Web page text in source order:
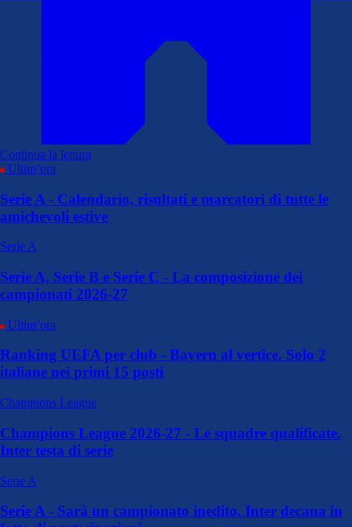
Continua la lettura
Ultim’ora
Serie A - Calendario, risultati e marcatori di tutte le
amichevoli estive
Serie A
Serie A, Serie B e Serie C - La composizione dei
campionati 2026-27
Ultim’ora
Ranking UEFA per club - Bayern al vertice. Solo 2
italiane nei primi 15 posti
Champions League
Champions League 2026-27 - Le squadre qualificate.
Inter testa di serie
Serie A
Serie A - Sarà un campionato inedito. Inter decana in